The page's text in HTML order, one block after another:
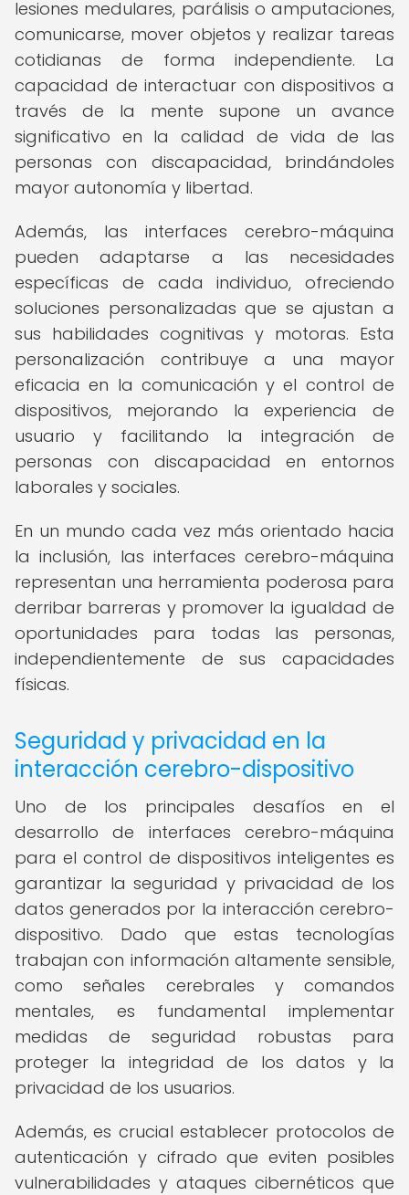
lesiones medulares, parálisis o amputaciones,
comunicarse, mover objetos y realizar tareas
cotidianas de forma independiente. La
capacidad de interactuar con dispositivos a
través de la mente supone un avance
significativo en la calidad de vida de las
personas con discapacidad, brindándoles
mayor autonomía y libertad.
Además, las interfaces cerebro-máquina
pueden adaptarse a las necesidades
específicas de cada individuo, ofreciendo
soluciones personalizadas que se ajustan a
sus habilidades cognitivas y motoras. Esta
personalización contribuye a una mayor
eficacia en la comunicación y el control de
dispositivos, mejorando la experiencia de
usuario y facilitando la integración de
personas con discapacidad en entornos
laborales y sociales.
En un mundo cada vez más orientado hacia
la inclusión, las interfaces cerebro-máquina
representan una herramienta poderosa para
derribar barreras y promover la igualdad de
oportunidades para todas las personas,
independientemente de sus capacidades
físicas.
Seguridad y privacidad en la
interacción cerebro-dispositivo
Uno de los principales desafíos en el
desarrollo de interfaces cerebro-máquina
para el control de dispositivos inteligentes es
garantizar la seguridad y privacidad de los
datos generados por la interacción cerebro-
dispositivo. Dado que estas tecnologías
trabajan con información altamente sensible,
como señales cerebrales y comandos
mentales, es fundamental implementar
medidas de seguridad robustas para
proteger la integridad de los datos y la
privacidad de los usuarios.
Además, es crucial establecer protocolos de
autenticación y cifrado que eviten posibles
vulnerabilidades y ataques cibernéticos que